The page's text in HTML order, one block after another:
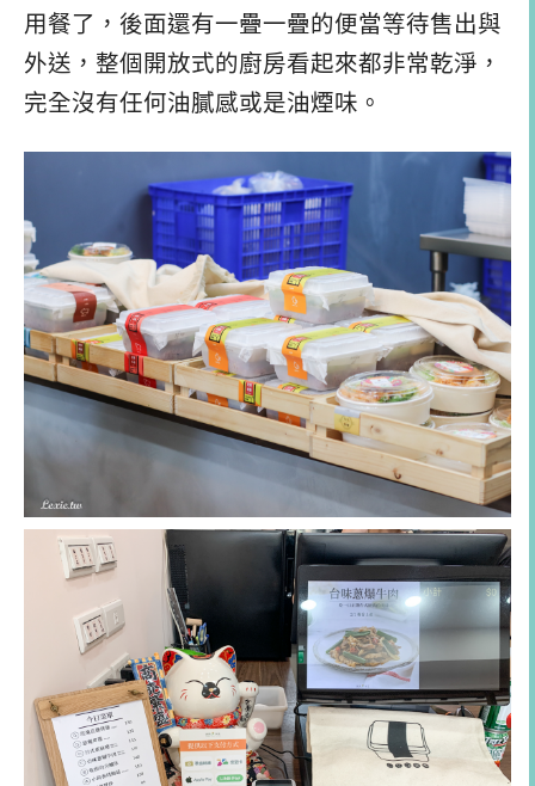
用餐了，後面還有一疊一疊的便當等待售出與
外送，整個開放式的廚房看起來都非常乾淨，
完全沒有任何油膩感或是油煙味。